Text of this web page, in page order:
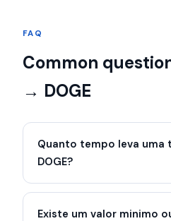
FAQ
Common
→ DOGE
Quanto tempo leva uma
DOGE?
Existe um valor minimo